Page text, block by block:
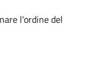
l'ordine del